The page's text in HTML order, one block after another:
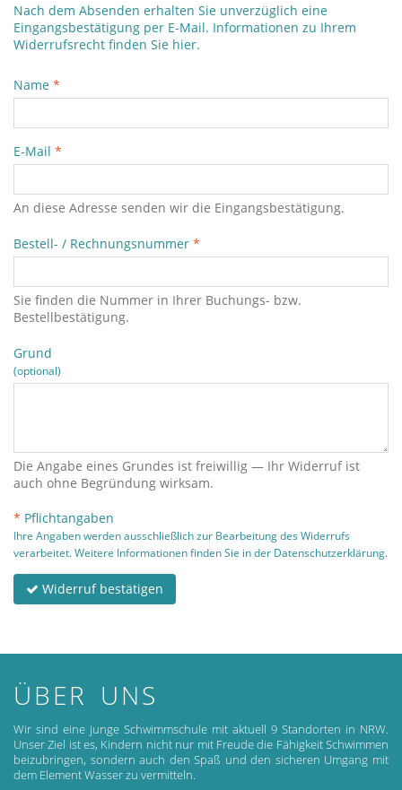
Nach dem Absenden erhalten Sie unverzüglich eine
Eingangsbestätigung per E-Mail. Informationen zu Ihrem
Widerrufsrecht finden Sie hier.
Name *
E-Mail *
An diese Adresse senden wir die Eingangsbestätigung.
Bestell- / Rechnungsnummer *
Sie finden die Nummer in Ihrer Buchungs- bzw.
Bestellbestätigung.
Grund
(optional)
Die Angabe eines Grundes ist freiwillig — Ihr Widerruf ist
auch ohne Begründung wirksam.
* Pflichtangaben
Ihre Angaben werden ausschließlich zur Bearbeitung des Widerrufs
verarbeitet. Weitere Informationen finden Sie in der Datenschutzerklärung.
Widerruf bestätigen
ÜBER UNS
Wir sind eine junge Schwimmschule mit aktuell 9 Standorten in NRW.
Unser Ziel ist es, Kindern nicht nur mit Freude die Fähigkeit Schwimmen
beizubringen, sondern auch den Spaß und den sicheren Umgang mit
dem Element Wasser zu vermitteln.